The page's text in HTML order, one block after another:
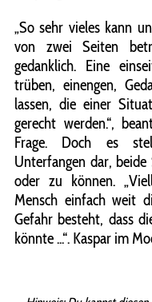
„So sehr vieles kann
von zwei Seiten
gedanklich. Eine
trüben, einengen,
lassen, die einer
gerecht werden.“,
Frage. Doch es
Unterfangen dar,
oder zu können.
Mensch einfach weit
Gefahr besteht, dass
könnte ...“. Kaspar im